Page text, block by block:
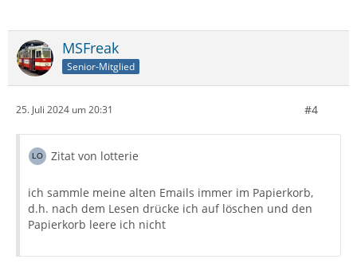
MSFreak
Senior-Mitglied
25. Juli 2024 um 20:31 #4
Zitat von lotterie
ich sammle meine alten Emails immer im Papierkorb,
d.h. nach dem Lesen drücke ich auf löschen und den
Papierkorb leere ich nicht